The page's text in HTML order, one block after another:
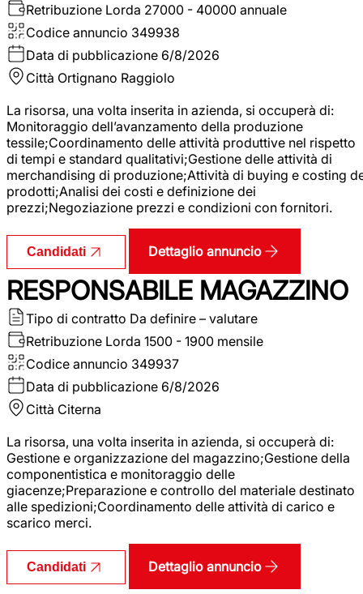
Retribuzione Lorda 27000 - 40000 annuale
Codice annuncio 349938
Data di pubblicazione 6/8/2026
Città Ortignano Raggiolo
La risorsa, una volta inserita in azienda, si occuperà di:
Monitoraggio dell’avanzamento della produzione
tessile;Coordinamento delle attività produttive nel rispetto
di tempi e standard qualitativi;Gestione delle attività di
merchandising di produzione;Attività di buying e costing
prodotti;Analisi dei costi e definizione dei
prezzi;Negoziazione prezzi e condizioni con fornitori.
Candidati Dettaglio annuncio
RESPONSABILE MAGAZZINO
Tipo di contratto Da definire – valutare
Retribuzione Lorda 1500 - 1900 mensile
Codice annuncio 349937
Data di pubblicazione 6/8/2026
Città Citerna
La risorsa, una volta inserita in azienda, si occuperà di:
Gestione e organizzazione del magazzino;Gestione della
componentistica e monitoraggio delle
giacenze;Preparazione e controllo del materiale destinato
alle spedizioni;Coordinamento delle attività di carico e
scarico merci.
Candidati Dettaglio annuncio